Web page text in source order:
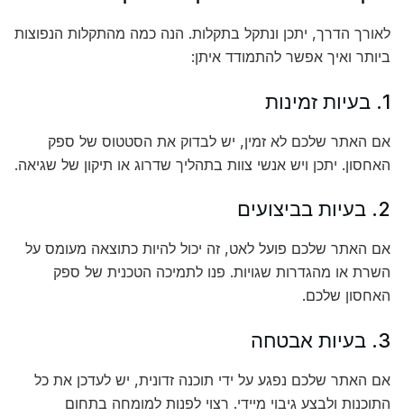
לאורך הדרך, יתכן ונתקל בתקלות. הנה כמה מהתקלות הנפוצות
ביותר ואיך אפשר להתמודד איתן:
1. בעיות זמינות
אם האתר שלכם לא זמין, יש לבדוק את הסטטוס של ספק
האחסון. יתכן ויש אנשי צוות בתהליך שדרוג או תיקון של שגיאה.
2. בעיות בביצועים
אם האתר שלכם פועל לאט, זה יכול להיות כתוצאה מעומס על
השרת או מהגדרות שגויות. פנו לתמיכה הטכנית של ספק
האחסון שלכם.
3. בעיות אבטחה
אם האתר שלכם נפגע על ידי תוכנה זדונית, יש לעדכן את כל
התוכנות ולבצע גיבוי מיידי. רצוי לפנות למומחה בתחום